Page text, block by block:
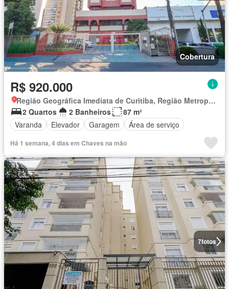
Cobertura
R$ 920.000
Região Geográfica Imediata de Curitiba, Região Metropolitana de Curitiba
2 Quartos
2 Banheiros
87 m²
Varanda
Elevador Garagem Área de serviço
Há 1 semana, 4 dias em Chaves na mão
7fotos